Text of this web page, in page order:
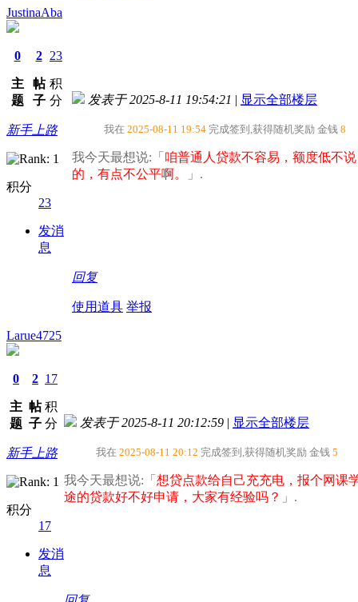
JustinaAba
0
主
题
2
帖
子
23
积
分
新手上路
积分
23
发消
息
发表于 2025-8-11 19:54:21 | 显示全部楼层
我在 2025-08-11 19:54 完成签到,获得随机奖励 金钱 8
我今天最想说:「 咱普通人贷款不容易，额度低不
的，有点不公平啊。​
」.
回复
使用道具 举报
Larue4725
0
主
题
2
帖
子
17
积
分
新手上路
积分
17
发消
息
发表于 2025-8-11 20:12:59 | 显示全部楼层
我在 2025-08-11 20:12 完成签到,获得随机奖励 金钱 5
我今天最想说:「 想贷点款给自己充充电，报个网课
途的贷款好不好申请，大家有经验吗？​ 」.